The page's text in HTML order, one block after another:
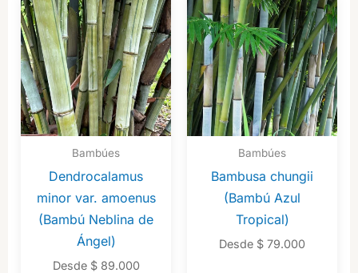
Bambúes
Dendrocalamus
minor var. amoenus
(Bambú Neblina de
Ángel)
Desde $89.000
Bambúes
Bambusa chungii
(Bambú Azul
Tropical)
Desde $ 79.000